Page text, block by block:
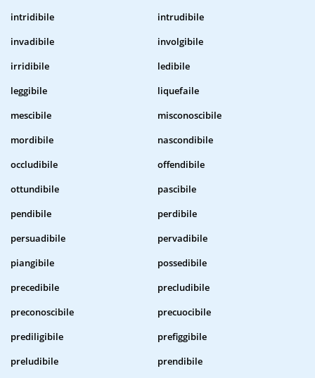
intridibile
intrudibile
invadibile
involgibile
irridibile
ledibile
leggibile
liquefaile
mescibile
misconoscibile
mordibile
nascondibile
occludibile
offendibile
ottundibile
pascibile
pendibile
perdibile
persuadibile
pervadibile
piangibile
possedibile
precedibile
precludibile
preconoscibile
precuocibile
prediligibile
prefiggibile
preludibile
prendibile